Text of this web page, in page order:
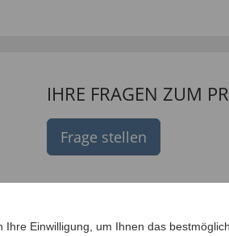
IHRE FRAGEN ZUM
Frage stellen
Einwilligung, um Ihnen das